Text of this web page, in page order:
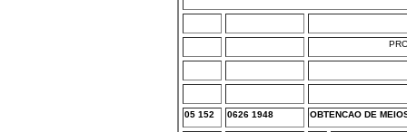
05 152 0626 1948 OBTENCAO DE